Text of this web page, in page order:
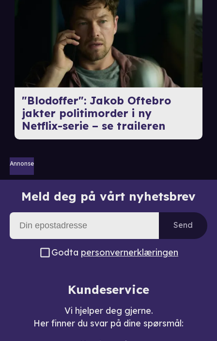
"Blodoffer": Jakob Oftebro
jakter politimorder i ny
Netflix-serie – se traileren
Annonse
Meld deg på vårt nyhetsbrev
Send
Godta personvernerklæringen
Kundeservice
Vi hjelper deg gjerne.
Her finner du svar på dine spørsmål: